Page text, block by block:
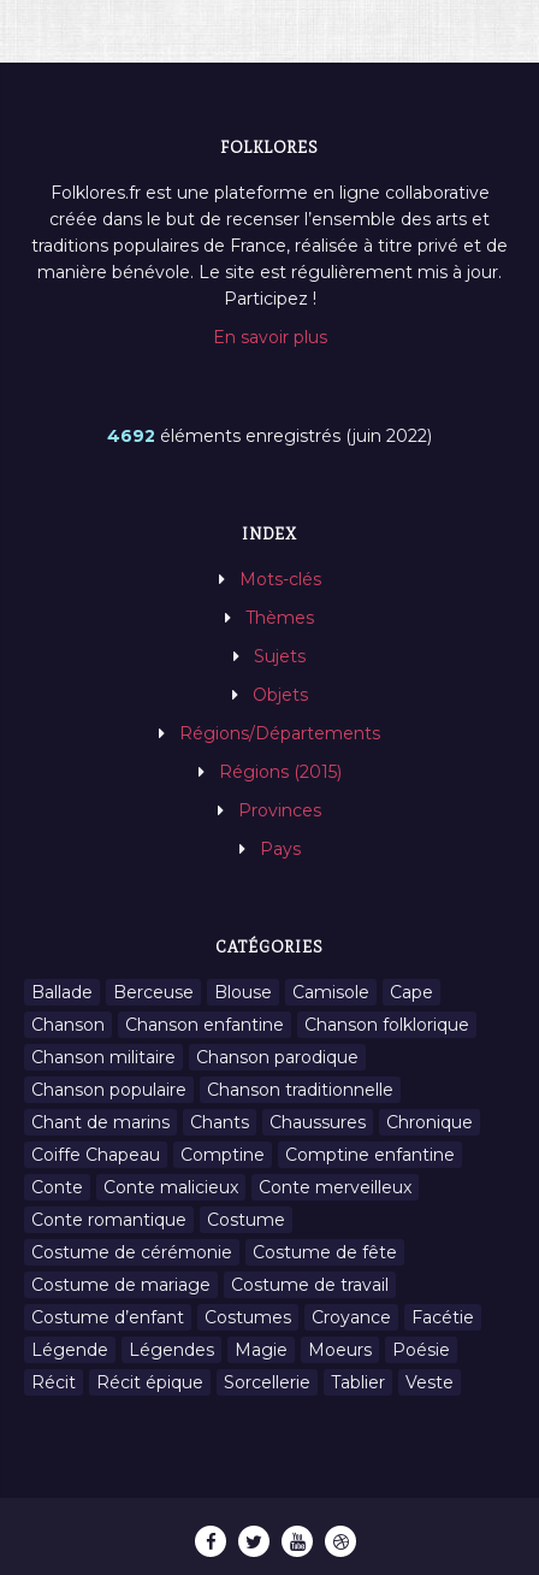
FOLKLORES
Folklores.fr est une plateforme en ligne collaborative
créée dans le but de recenser l’ensemble des arts et
traditions populaires de France, réalisée à titre privé et de
manière bénévole. Le site est régulièrement mis à jour.
Participez !
En savoir plus
4692 éléments enregistrés (juin 2022)
INDEX
Mots-clés
Thèmes
Sujets
Objets
Régions/Départements
Régions (2015)
Provinces
Pays
CATÉGORIES
Ballade Berceuse Blouse Camisole
Cape
Chanson
Chanson enfantine
Chanson folklorique
Chanson militaire
Chanson parodique
Chanson populaire
Chanson traditionnelle
Chant de marins
Chants Chaussures
Chronique
Coiffe Chapeau
Comptine
Comptine enfantine
Conte
Conte malicieux
Conte merveilleux
Conte romantique
Costume
Costume de cérémonie
Costume de fête
Costume de mariage
Costume de travail
Costume d’enfant
Costumes Croyance
Facétie
Légende
Légendes Magie Moeurs
Poésie
Récit
Récit épique Sorcellerie Tablier Veste